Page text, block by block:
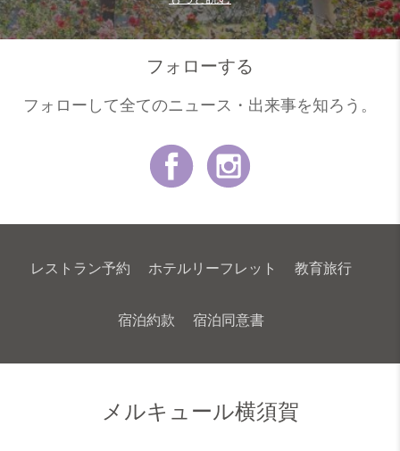
フォローする
フォローして全てのニュース・出来事を知ろう。
レストラン予約 ホテルリーフレット 教育旅行
宿泊約款 宿泊同意書
メルキュール横須賀